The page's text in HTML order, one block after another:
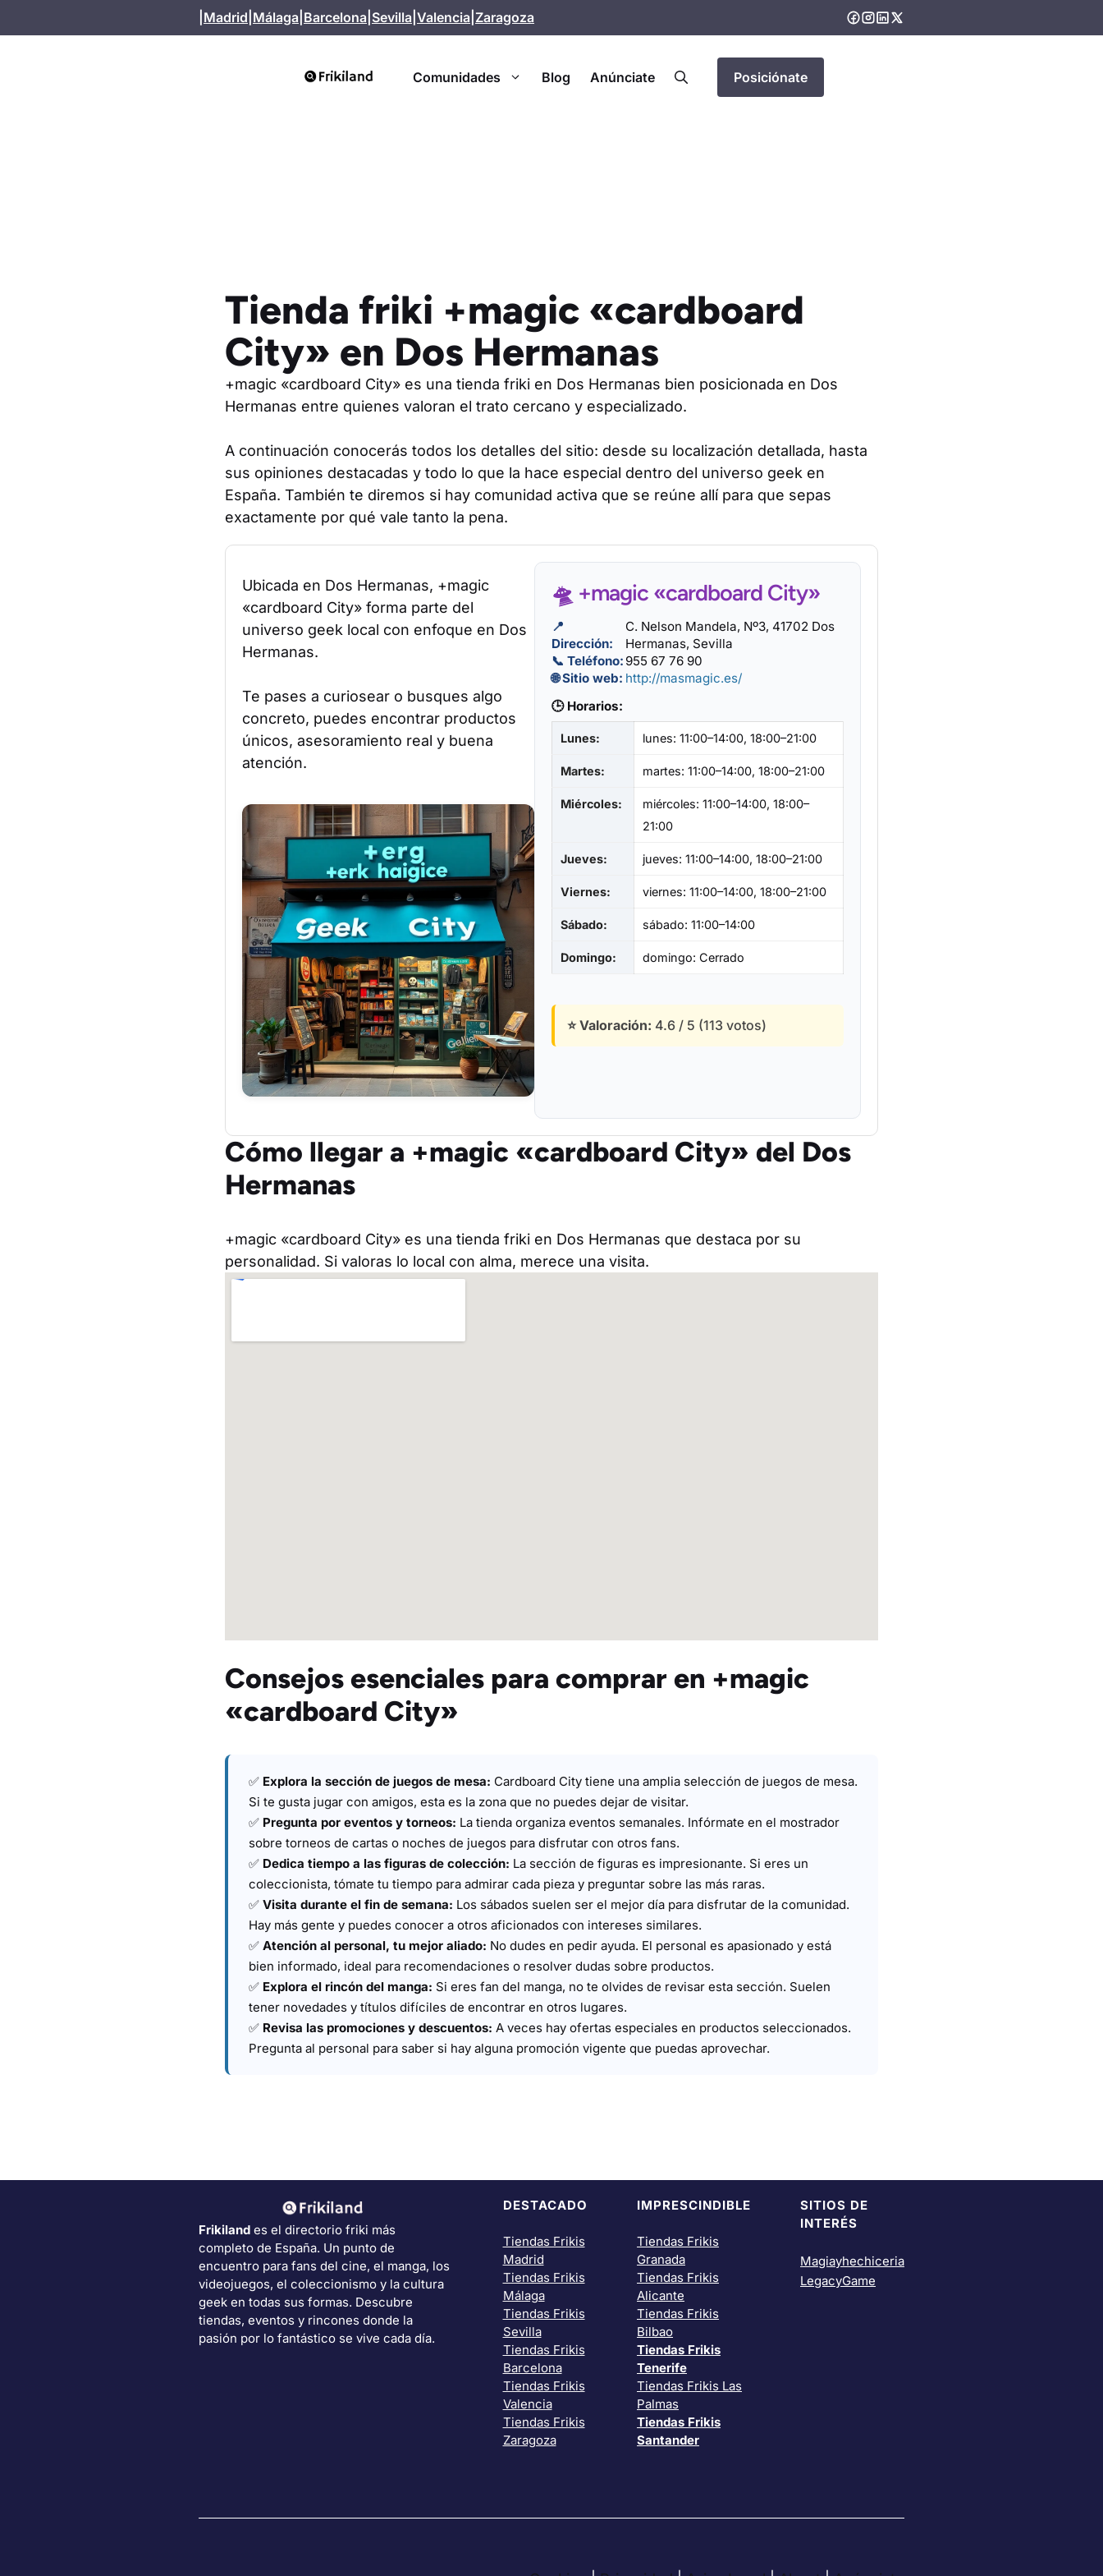
al
Madrid Málaga Barcelona Sevilla Valencia Zaragoza
Comunidades Blog Anúnciate Posiciónate
Tienda friki +magic «cardboard
City» en Dos Hermanas
+magic «cardboard City» es una tienda friki en Dos Hermanas bien posicionada en Dos
Hermanas entre quienes valoran el trato cercano y especializado.
A continuación conocerás todos los detalles del sitio: desde su localización detallada, hasta
sus opiniones destacadas y todo lo que la hace especial dentro del universo geek en
España. También te diremos si hay comunidad activa que se reúne allí para que sepas
exactamente por qué vale tanto la pena.
Ubicada en Dos Hermanas, +magic
«cardboard City» forma parte del
universo geek local con enfoque en Dos
Hermanas.
Te pases a curiosear o busques algo
concreto, puedes encontrar productos
únicos, asesoramiento real y buena
atención.
🛸 +magic «cardboard City»
📍
Dirección:
C. Nelson Mandela, Nº3, 41702 Dos
Hermanas, Sevilla
📞 Teléfono: 955 67 76 90
🌐 Sitio web: http://masmagic.es/
🕒 Horarios:
Lunes: lunes: 11:00–14:00, 18:00–21:00
Martes: martes: 11:00–14:00, 18:00–21:00
Miércoles:
miércoles: 11:00–14:00, 18:00–
21:00
Jueves: jueves: 11:00–14:00, 18:00–21:00
Viernes: viernes: 11:00–14:00, 18:00–21:00
Sábado: sábado: 11:00–14:00
Domingo: domingo: Cerrado
⭐ Valoración: 4.6 / 5 (113 votos)
Cómo llegar a +magic «cardboard City» del Dos
Hermanas
+magic «cardboard City» es una tienda friki en Dos Hermanas que destaca por su
personalidad. Si valoras lo local con alma, merece una visita.
Consejos esenciales para comprar en +magic
«cardboard City»
✅ Explora la sección de juegos de mesa: Cardboard City tiene una amplia selección de juegos de mesa.
Si te gusta jugar con amigos, esta es la zona que no puedes dejar de visitar.
✅ Pregunta por eventos y torneos: La tienda organiza eventos semanales. Infórmate en el mostrador
sobre torneos de cartas o noches de juegos para disfrutar con otros fans.
✅ Dedica tiempo a las figuras de colección: La sección de figuras es impresionante. Si eres un
coleccionista, tómate tu tiempo para admirar cada pieza y preguntar sobre las más raras.
✅ Visita durante el fin de semana: Los sábados suelen ser el mejor día para disfrutar de la comunidad.
Hay más gente y puedes conocer a otros aficionados con intereses similares.
✅ Atención al personal, tu mejor aliado: No dudes en pedir ayuda. El personal es apasionado y está
bien informado, ideal para recomendaciones o resolver dudas sobre productos.
✅ Explora el rincón del manga: Si eres fan del manga, no te olvides de revisar esta sección. Suelen
tener novedades y títulos difíciles de encontrar en otros lugares.
✅ Revisa las promociones y descuentos: A veces hay ofertas especiales en productos seleccionados.
Pregunta al personal para saber si hay alguna promoción vigente que puedas aprovechar.
Frikiland es el directorio friki más
completo de España. Un punto de
encuentro para fans del cine, el manga, los
videojuegos, el coleccionismo y la cultura
geek en todas sus formas. Descubre
tiendas, eventos y rincones donde la
pasión por lo fantástico se vive cada día.
DESTACADO
Tiendas Frikis
Madrid
Tiendas Frikis
Málaga
Tiendas Frikis
Sevilla
Tiendas Frikis
Barcelona
Tiendas Frikis
Valencia
Tiendas Frikis
Zaragoza
IMPRESCINDIBLE
Tiendas Frikis
Granada
Tiendas Frikis
Alicante
Tiendas Frikis
Bilbao
Tiendas Frikis
Tenerife
Tiendas Frikis Las
Palmas
Tiendas Frikis
Santander
SITIOS DE
INTERÉS
Magiayhechiceria
LegacyGame